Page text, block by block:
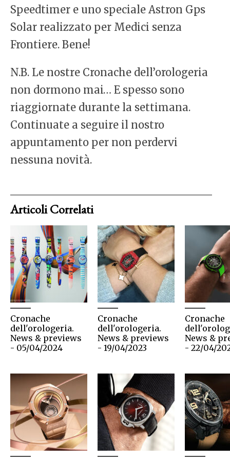
Speedtimer e uno speciale Astron Gps
Solar realizzato per Medici senza
Frontiere. Bene!
N.B. Le nostre Cronache dell’orologeria
non dormono mai… E spesso sono
riaggiornate durante la settimana.
Continuate a seguire il nostro
appuntamento per non perdervi
nessuna novità.
Articoli Correlati
Cronache
dell'orologeria.
News & previews
- 05/04/2024
Cronache
dell'orologeria.
News & previews
- 19/04/2023
Cronache
News &
- 22/04/